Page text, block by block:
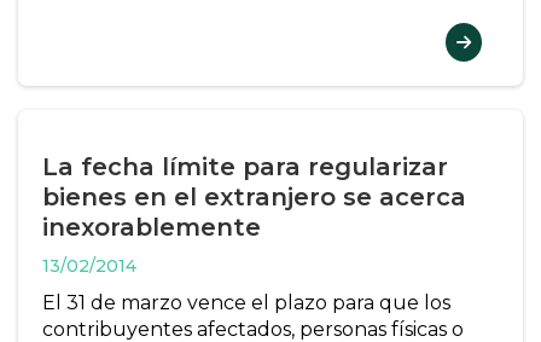
La fecha límite para regularizar
bienes en el extranjero se acerca
inexorablemente
13/02/2014
El 31 de marzo vence el plazo para que los
contribuyentes afectados, personas físicas o